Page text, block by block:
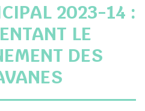
2023-14 :
LE
DES